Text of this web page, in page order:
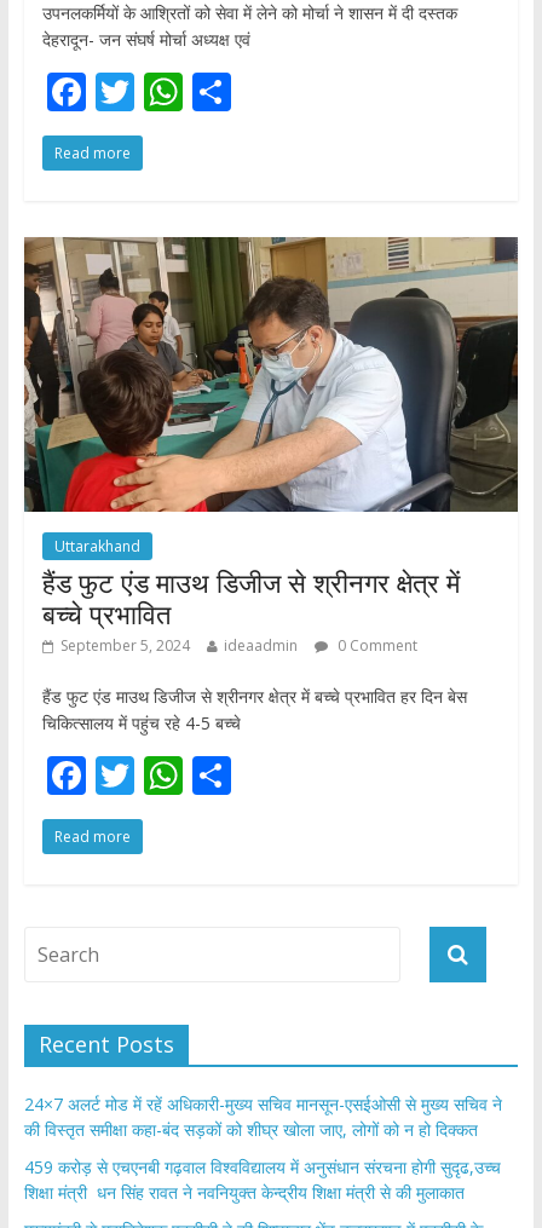
उपनलकर्मियों के आश्रितों को सेवा में लेने को मोर्चा ने शासन में दी दस्तक
देहरादून- जन संघर्ष मोर्चा अध्यक्ष एवं
F
ac
e
o
o
k
T
w
itt
W
A
p
p
S
Read more
Uttarakhand
हैंड फुट एंड माउथ डिजीज से श्रीनगर क्षेत्र में
बच्चे प्रभावित
September 5, 2024 ideaadmin 0 Comment
हैंड फुट एंड माउथ डिजीज से श्रीनगर क्षेत्र में बच्चे प्रभावित हर दिन बेस
चिकित्सालय में पहुंच रहे 4-5 बच्चे
F
ac
e
o
T
w
itt
W S
Read more
Recent Posts
24×7 अलर्ट मोड में रहें अधिकारी-मुख्य सचिव मानसून-एसईओसी से मुख्य सचिव ने
की विस्तृत समीक्षा कहा-बंद सड़कों को शीघ्र खोला जाए, लोगों को न हो दिक्कत
459 करोड़ से एचएनबी गढ़वाल विश्वविद्यालय में अनुसंधान संरचना होगी सुदृढ,उच्च
शिक्षा मंत्री धन सिंह रावत ने नवनियुक्त केन्द्रीय शिक्षा मंत्री से की मुलाकात